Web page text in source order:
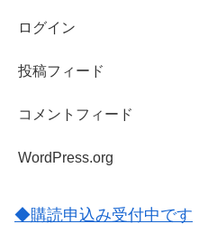
ログイン
投稿フィード
コメントフィード
WordPress.org
◆購読申込み受付中です